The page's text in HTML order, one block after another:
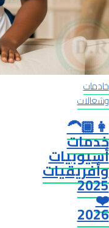
خادمات
وشغالات
👩🏾‍🦱
خدمات
أسيوبيات
وأفريقيات
2025
❤️
2026